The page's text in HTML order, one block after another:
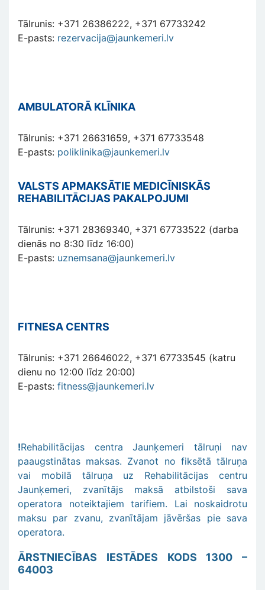
Tālrunis: +371 26386222, +371 67733242
E-pasts: rezervacija@jaunkemeri.lv
AMBULATORĀ KLĪNIKA
Tālrunis: +371 26631659, +371 67733548
E-pasts: poliklinika@jaunkemeri.lv
VALSTS APMAKSĀTIE MEDICĪNISKĀS
REHABILITĀCIJAS PAKALPOJUMI
Tālrunis: +371 28369340, +371 67733522 (darba
dienās no 8:30 līdz 16:00)
E-pasts: uznemsana@jaunkemeri.lv
FITNESA CENTRS
Tālrunis: +371 26646022, +371 67733545 (katru
dienu no 12:00 līdz 20:00)
E-pasts: fitness@jaunkemeri.lv
!Rehabilitācijas centra Jaunķemeri tālruņi nav
paaugstinātas maksas. Zvanot no fiksētā tālruņa
vai mobilā tālruņa uz Rehabilitācijas centru
Jaunķemeri, zvanītājs maksā atbilstoši sava
operatora noteiktajiem tarifiem. Lai noskaidrotu
maksu par zvanu, zvanītājam jāvēršas pie sava
operatora.
ĀRSTNIECĪBAS IESTĀDES KODS 1300 –
64003